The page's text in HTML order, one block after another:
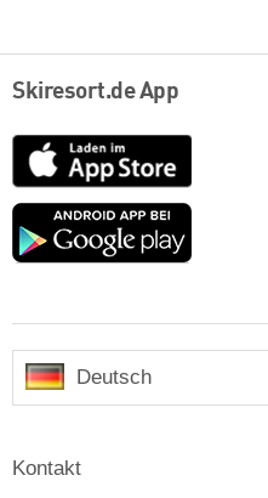
Skiresort.de App
App
Store
Google
Deutsch
Kontakt